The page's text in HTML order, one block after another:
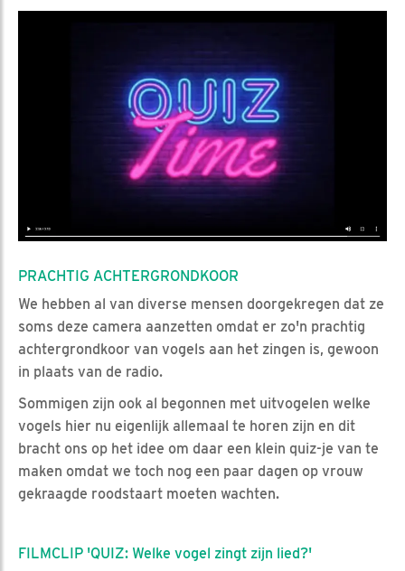
PRACHTIG ACHTERGRONDKOOR
We hebben al van diverse mensen doorgekregen dat ze
soms deze camera aanzetten omdat er zo'n prachtig
achtergrondkoor van vogels aan het zingen is, gewoon
in plaats van de radio.
Sommigen zijn ook al begonnen met uitvogelen welke
vogels hier nu eigenlijk allemaal te horen zijn en dit
bracht ons op het idee om daar een klein quiz-je van te
maken omdat we toch nog een paar dagen op vrouw
gekraagde roodstaart moeten wachten.
FILMCLIP 'QUIZ: Welke vogel zingt zijn lied?'